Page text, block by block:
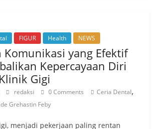
FIGUR Health NEWS
Komunikasi yang Efektif
Kepercayaan Diri
Gigi
redaksi 0 Comments Ceria Dental,
Grehastin Feby
menjadi pekerjaan paling rentan